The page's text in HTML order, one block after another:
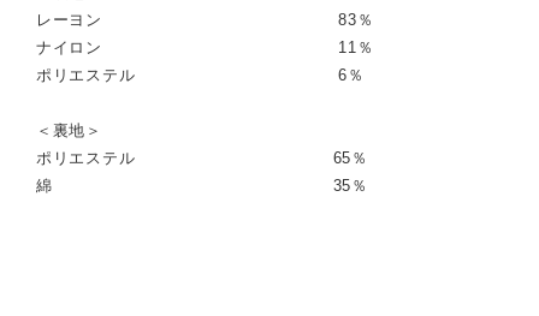
レーヨン 83％
ナイロン 11％
ポリエステル 6％
＜裏地＞
ポリエステル 65％
綿 35％